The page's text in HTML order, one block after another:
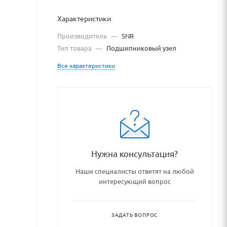
Характеристики
Производитель — SNR
Тип товара — Подшипниковый узел
Все характеристики
Нужна консультация?
Наши специалисты ответят на любой
интересующий вопрос
ЗАДАТЬ ВОПРОС